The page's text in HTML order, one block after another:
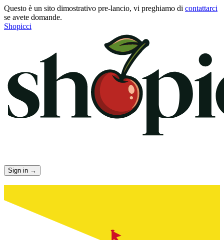
Questo è un sito dimostrativo pre-lancio, vi preghiamo di contattarci
se avete domande.
Shopicci
Sign in →